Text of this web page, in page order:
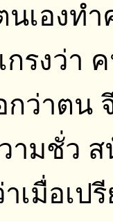
นเองท
กรงว่า
กว่าตน
ามชั่ว
าเมื่อเป